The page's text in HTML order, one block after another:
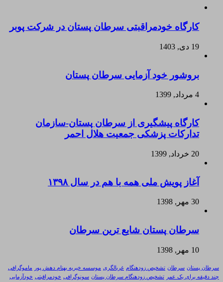
کارگاه خودمراقبتی سرطان پستان در شرکت پوبر
19 دی, 1403
بروشور خود آزمایی سرطان پستان
4 مرداد, 1399
کارگاه پیشگیری از سرطان پستان-سازمان
تدارکات پزشکی جمعیت هلال احمر
20 خرداد, 1399
آغاز پویش ملی همه با هم در سال ۱۳۹۸
30 مهر, 1398
سرطان پستان شایع ترین سرطان
10 مهر, 1398
سرطان پستان سرطان تشخیص زودهنگام غربالگری موسسه خیریه بهنام دهش پور
ماموگرافی
چند دقیقه برای یک عمر
تشخیص زودهنگام سرطان پستان سونوگرافی خودمراقبتی خودآزمایی